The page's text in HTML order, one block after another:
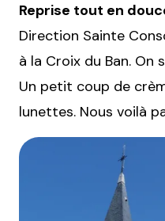
Reprise tout en
Direction Sainte
à la Croix du Ban. On
Un petit coup de
lunettes. Nous voilà